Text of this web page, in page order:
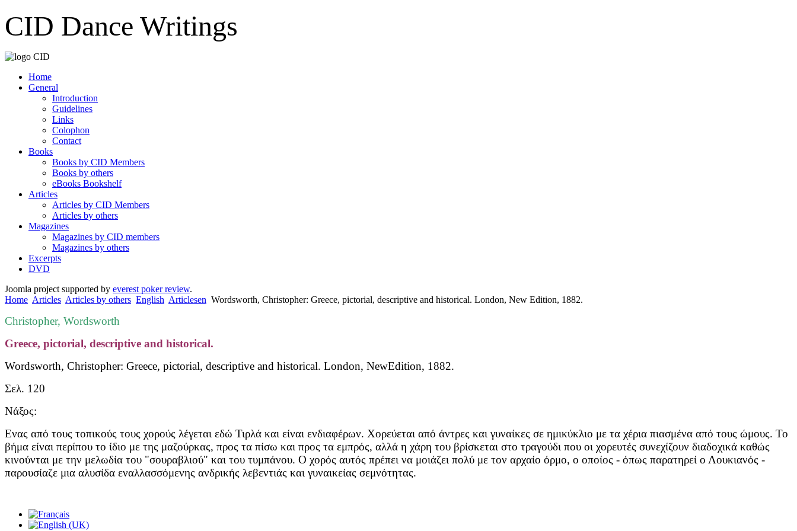
CID Dance Writings
Home
General
Introduction
Guidelines
Links
Colophon
Contact
Books
Books by CID Members
Books by others
eBooks Bookshelf
Articles
Articles by CID Members
Articles by others
Magazines
Magazines by CID members
Magazines by others
Excerpts
DVD
Joomla project supported by everest poker review.
Home Articles Articles by others English Articlesen Wordsworth, Christopher: Greece, pictorial, descriptive and historical. London, New Edition, 1882.
Christopher, Wordsworth
Greece, pictorial, descriptive and historical.
Wordsworth, Christopher: Greece, pictorial, descriptive and historical. London, NewEdition, 1882.
Σελ. 120
Νάξος:
Ενας από τους τοπικούς τους χορούς λέγεται εδώ Τιρλά και είναι ενδιαφέρων. Χορεύεται από άντρες και γυναίκες σε ημικύκλιο με τα χέρια πιασμένα από τους ώμους. Το
βήμα είναι περίπου το ίδιο με της μαζούρκας, προς τα πίσω και προς τα εμπρός, αλλά η χάρη του βρίσκεται στο τραγούδι που οι χορευτές συνεχίζουν διαδοχικά καθώς
κινούνται με την μελωδία του "σουραβλιού" και του τυμπάνου. Ο χορός αυτός πρέπει να μοιάζει πολύ με τον αρχαίο όρμο, ο οποίος - όπως παρατηρεί ο Λουκιανός -
παρουσίαζε μια αλυσίδα εναλλασσόμενης ανδρικής λεβεντιάς και γυναικείας σεμνότητας.